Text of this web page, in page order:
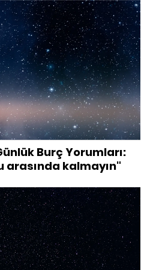
Burç Yorumları:
arasında kalmayın"